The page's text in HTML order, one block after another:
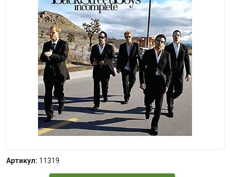
Артикул: 11319